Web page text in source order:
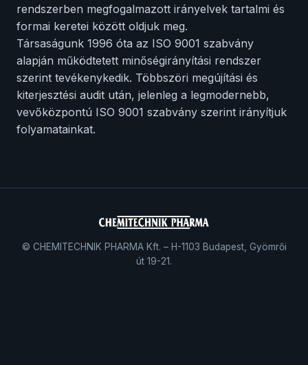
rendszerben megfogalmazott irányelvek tartalmi és
formai keretei között oldjuk meg.
Társaságunk 1996 óta az ISO 9001 szabvány
alapján működtetett minőségirányítási rendszer
szerint tevékenykedik. Többszöri megújítási és
kiterjesztési audit után, jelenleg a legmodernebb,
vevőközpontú ISO 9001 szabvány szerint irányítjuk
folyamatainkat.
© CHEMITECHNIK PHARMA Kft. – H-1103 Budapest, Gyömrői
út 19-21.